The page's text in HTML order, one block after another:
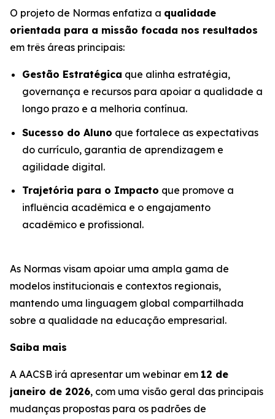
O projeto de Normas enfatiza a qualidade
orientada para a missão focada nos resultados
em três áreas principais:
Gestão Estratégica que alinha estratégia,
governança e recursos para apoiar a qualidade a
longo prazo e a melhoria contínua.
Sucesso do Aluno que fortalece as expectativas
do currículo, garantia de aprendizagem e
agilidade digital.
Trajetória para o Impacto que promove a
influência acadêmica e o engajamento
acadêmico e profissional.
As Normas visam apoiar uma ampla gama de
modelos institucionais e contextos regionais,
mantendo uma linguagem global compartilhada
sobre a qualidade na educação empresarial.
Saiba mais
A AACSB irá apresentar um webinar em 12 de
janeiro de 2026, com uma visão geral das principais
mudanças propostas para os padrões de